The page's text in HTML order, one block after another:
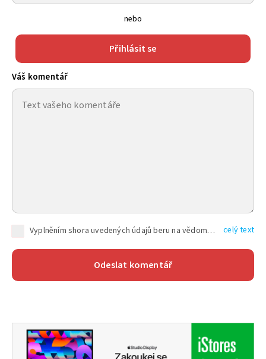
nebo
Přihlásit se
Váš komentář
Vyplněním shora uvedených údajů beru na vědomí, že společnost TEXT FACTORY s.r.o., sídlem Brno, Durďákova 336/29, Černá Pole, PSČ: 613 00, IČ: 06157831, zapsané u Krajského soudu v Brně, oddíl C, vložka 100399, bude zpracovávat mé osobní údaje uvedené v rámci mnou vyplněného registračního formuláře na základě oprávněných zájmů TEXT FACTORY s.r.o. dle čl. 6 odst. 1 písm. f) GDPR a pro splnění právních povinností (čl. 6 odst. 1 písm. c) GDPR), a to pro tyto účely: nezbytnost zajistit oprávnění návštěvníka webových stránek provozovaných společností TEXT FACTORY s.r.o. přispívat aktivně ke zveřejněným článkům nebo v rámci diskusních fór a výkon práv TEXT FACTORY s.r.o. jako administrátora těchto diskusních fór. Více informací o zpracování osobních údajů a právech lze nalézt v celý text